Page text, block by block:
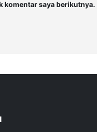
komentar saya berikutnya.